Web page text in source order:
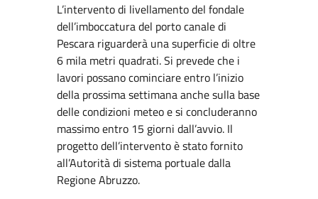
L’intervento di livellamento del fondale
dell’imboccatura del porto canale di
Pescara riguarderà una superficie di oltre
6 mila metri quadrati. Si prevede che i
lavori possano cominciare entro l’inizio
della prossima settimana anche sulla base
delle condizioni meteo e si concluderanno
massimo entro 15 giorni dall’avvio. Il
progetto dell’intervento è stato fornito
all’Autorità di sistema portuale dalla
Regione Abruzzo.